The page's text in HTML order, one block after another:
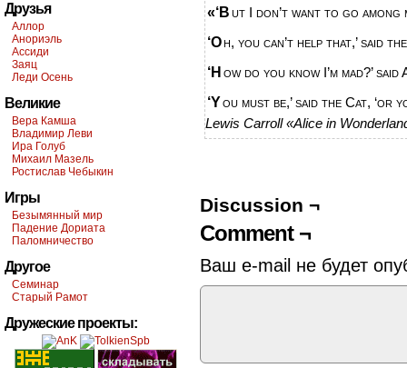
Друзья
Аллор
Анориэль
Ассиди
Заяц
Леди Осень
Великие
Вера Камша
Владимир Леви
Ира Голуб
Михаил Мазель
Ростислав Чебыкин
Игры
Безымянный мир
Падение Дориата
Паломничество
Другое
Семинар
Старый Рамот
Дружеские проекты:
«‘But I don’t want to go
‘Oh, you can’t help that,’ said
‘How do you know I’m mad?’
‘You must be,’ said the Cat,
Lewis Carroll «Alice in
Discussion ¬
Comment ¬
Ваш e-mail не будет